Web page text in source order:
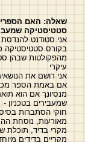
שאלה: האם
סטטיסטיקה
אני סטודנט להנדסת
בקורס סטטיסטיקה
מהפקולטות שבהן
עיקרי
אני רושם את
אם באמת הספר
מנסיונך אם הוא
שמעבירים בטכניון -
חוקי הסתברות
מאורעות, נוסחת
מקרי בדיד, תוכלת
מקריים בדידים